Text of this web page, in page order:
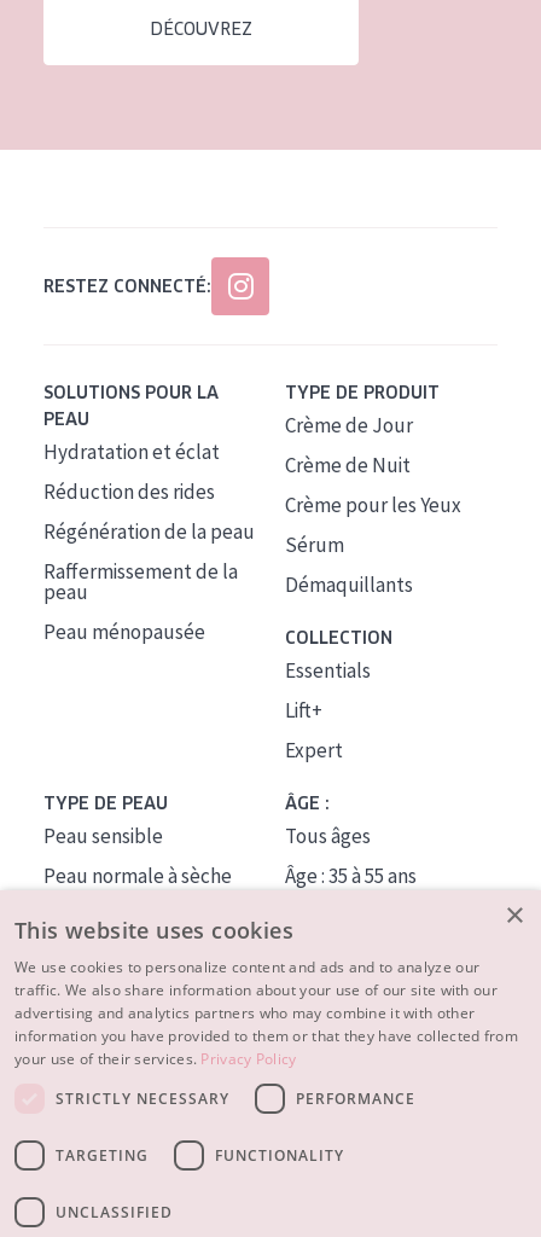
Peau mature
Peau ménopausée
Âge : 55+
DÉCOUVREZ
RESTEZ CONNECTÉ:
SOLUTIONS POUR LA
PEAU
Hydratation et éclat
Réduction des rides
Régénération de la peau
Raffermissement de la
peau
Peau ménopausée
TYPE DE PRODUIT
Crème de Jour
Crème de Nuit
Crème pour les Yeux
Sérum
Démaquillants
COLLECTION
Essentials
Lift+
Expert
TYPE DE PEAU
Peau sensible
Peau normale à sèche
Peau mixte ou grasse
Peau mature
Peau ménopausée
ÂGE :
Tous âges
Âge : 35 à 55 ans
À PROPOS
CONSEILS BEAUTÉ
×
This website uses cookies
We use cookies to personalize content and ads and to analyze our
traffic. We also share information about your use of our site with our
advertising and analytics partners who may combine it with other
information you have provided to them or that they have collected from
your use of their services. Privacy Policy
STRICTLY NECESSARY
PERFORMANCE
TARGETING FUNCTIONALITY
UNCLASSIFIED